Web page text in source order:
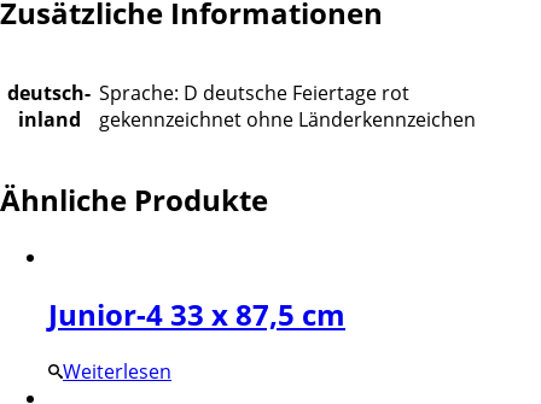
Zusätzliche Informationen
deutsch-
inland
Sprache: D deutsche Feiertage rot
gekennzeichnet ohne Länderkennzeichen
Ähnliche Produkte
Junior-4 33 x 87,5 cm
Weiterlesen